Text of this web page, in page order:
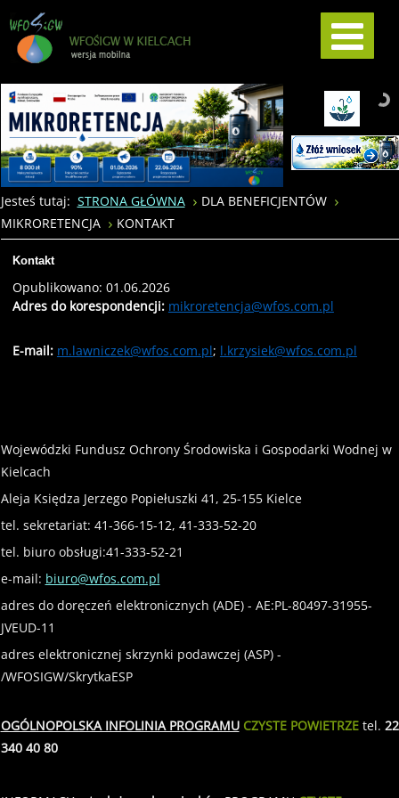
Jesteś tutaj: STRONA GŁÓWNA
DLA BENEFICJENTÓW
MIKRORETENCJA
KONTAKT
Kontakt
Opublikowano: 01.06.2026
Adres do korespondencji: mikroretencja@wfos.com.pl
E-mail: m.lawniczek@wfos.com.pl; l.krzysiek@wfos.com.pl
Wojewódzki Fundusz Ochrony Środowiska i Gospodarki Wodnej w
Kielcach
Aleja Księdza Jerzego Popiełuszki 41, 25-155 Kielce
tel. sekretariat: 41-366-15-12, 41-333-52-20
tel. biuro obsługi:41-333-52-21
e-mail: biuro@wfos.com.pl
adres do doręczeń elektronicznych (ADE) - AE:PL-80497-31955-
JVEUD-11
adres elektronicznej skrzynki podawczej (ASP) -
/WFOSIGW/SkrytkaESP
OGÓLNOPOLSKA INFOLINIA PROGRAMUCZYSTE POWIETRZEtel. 22
340 40 80